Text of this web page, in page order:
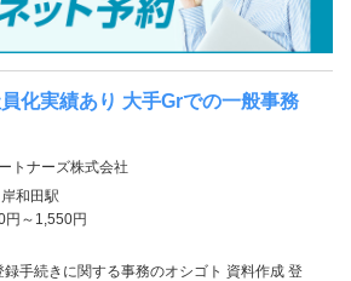
化実績あり 大手Grでの一般事務
トナーズ株式会社
和田駅
円～1,550円
録手続きに関する事務のオシゴト 資料作成 登